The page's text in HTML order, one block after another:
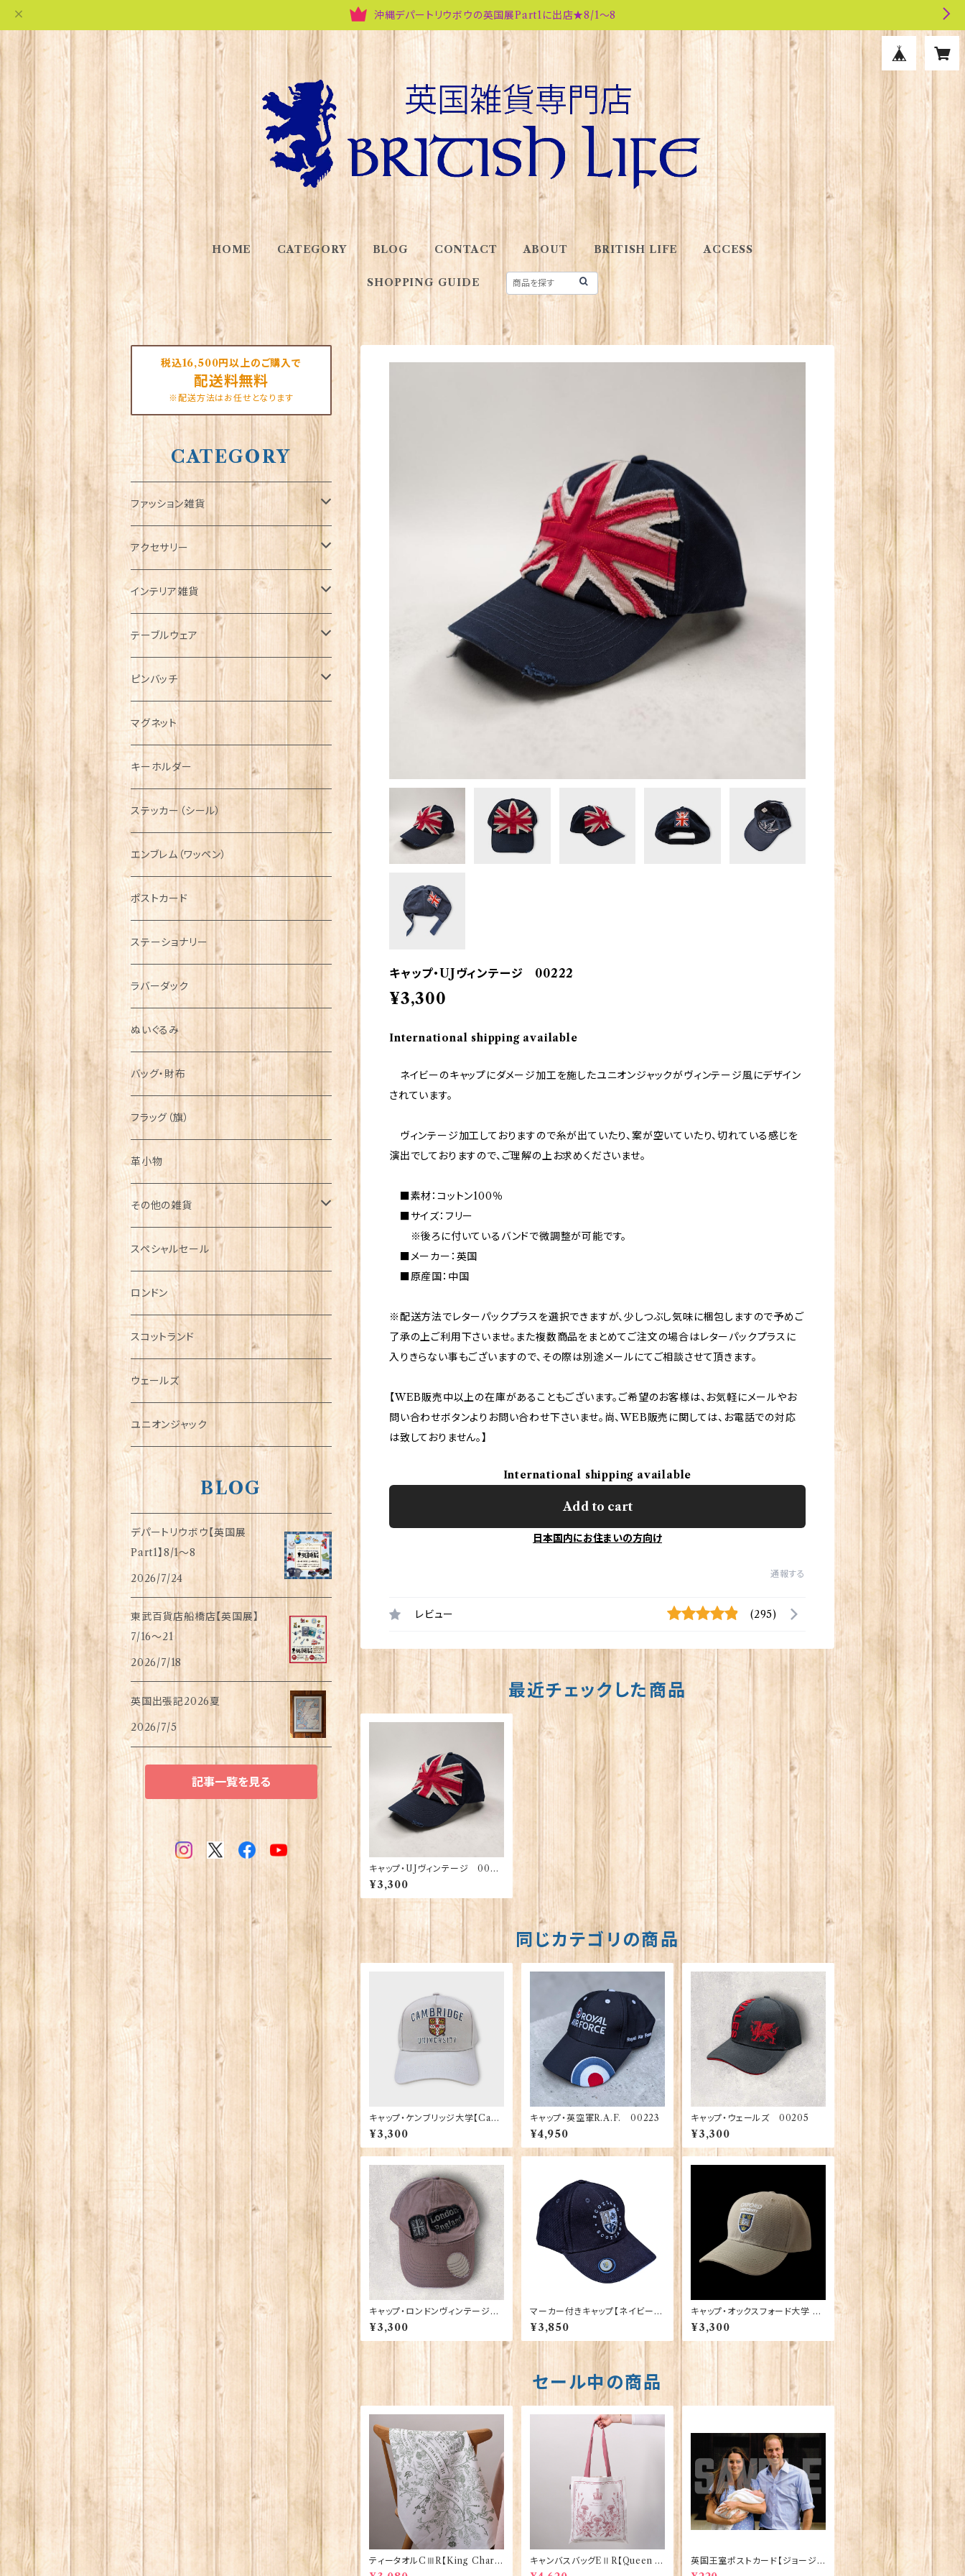
沖縄デパートリウボウの英国展Part1に出店★8/1～8
HOME CATEGORY BLOG CONTACT ABOUT BRITISH LIFE ACCESS
SHOPPING GUIDE
キャップ・UJヴィンテージ 00222
¥3,300
International shipping available
ネイビーのキャップにダメージ加工を施したユニオンジャックがヴィンテージ風にデザイン
されています。
ヴィンテージ加工しておりますので糸が出ていたり、案が空いていたり、切れている感じを
演出でしておりますので、ご理解の上お求めくださいませ。
■素材：コットン100％
■サイズ：フリー
※後ろに付いているバンドで微調整が可能です。
■メーカー：英国
■原産国：中国
※配送方法でレターパックプラスを選択できますが、少しつぶし気味に梱包しますので予めご
了承の上ご利用下さいませ。また複数商品をまとめてご注文の場合はレターパックプラスに
入りきらない事もございますので、その際は別途メールにてご相談させて頂きます。
【WEB販売中以上の在庫があることもございます。ご希望のお客様は、お気軽にメールやお
問い合わせボタンよりお問い合わせ下さいませ。尚、WEB販売に関しては、お電話での対応
は致しておりません。】
International shipping available
Add to cart
日本国内にお住まいの方向け
通報する
レビュー (295)
最近チェックした商品
キャップ・UJヴィンテージ 0022
2
¥3,300
同じカテゴリの商品
キャップ・ケンブリッジ大学【Cam
bridge Univ.】00215
¥3,300
キャップ・英空軍R.A.F. 00223
¥4,950
キャップ・ウェールズ 00205
¥3,300
キャップ・ロンドンヴィンテージ
00196
¥3,300
マーカー付きキャップ【ネイビー】
00199
¥3,850
キャップ・オックスフォード大学 ベ
ージュ【OXFORD Univ.】00193
¥3,300
セール中の商品
ティータオルCⅢR【King Charle
sⅢ Coronation】Victoria Egg
キャンバスバッグEⅡR【Queen El
izabethⅡ Commemorative】
英国王室ポストカード【ジョージ
王子ご誕生】Pageantry Postca
税込16,500円以上のご購入で
配送料無料
※配送方法はお任せとなります
CATEGORY
ファッション雑貨
タータンネクタイ
帽子
キャップ
ハンチング帽
キャスケット
ディアストーカー
ニット帽
Tシャツ
マフラー
タータン【Bronte by Moon】
タータン【Glencroft】
ボタンラップマフラー【Aran Traditions】
サッシュ
スカーフ
ファッションマスク
アクセサリー
ORTAK
ブローチ
ペンダント
チャーム
その他のアクセサリー
インテリア雑貨
インテリア置物
ラブスプーン
ラブスプーン【SION LLEWELLYN】
ラブスプーン【PAUL CURTIS】
ファブリック
テーブルウェア
ティータオル
ペーパーナプキン
ティーコジー
その他テーブルウェア
ピンバッチ
ジェネラルデザイン
乗り物
動物＆植物
国旗＆紋章
音楽＆楽器
ミリタリー
NAVY
AIRFORCE
ARMY
ピューター
マグネット
キーホルダー
ステッカー（シール）
エンブレム（ワッペン）
ポストカード
ステーショナリー
ラバーダック
ぬいぐるみ
バッグ・財布
フラッグ（旗）
革小物
その他の雑貨
ミニカー
チャーム
犬グッズ
傘
指貫(シンブル)
スペシャルセール
ロンドン
スコットランド
ウェールズ
ユニオンジャック
BLOG
デパートリウボウ【英国展
Part1】8/1〜8
2026/7/24
東武百貨店船橋店【英国展】
7/16～21
2026/7/18
英国出張記2026夏
2026/7/5
記事一覧を見る